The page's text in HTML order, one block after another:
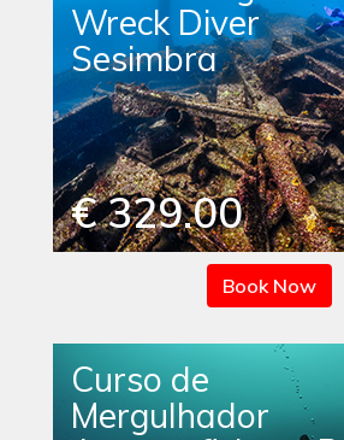
Wreck Diver
Sesimbra
€ 329.00
Book Now
Curso de
Mergulhador